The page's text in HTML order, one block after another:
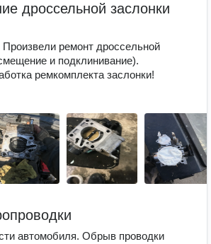
дроссельной заслонки
ремонт дроссельной
и подклинивание).
ремкомплекта заслонки!
автомобиля. Обрыв проводки